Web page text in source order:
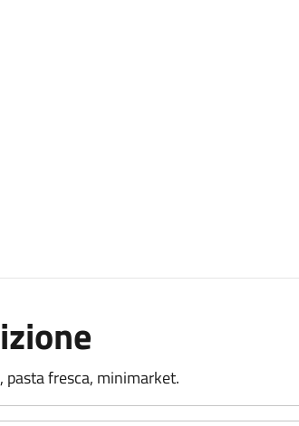
pasta fresca, minimarket.